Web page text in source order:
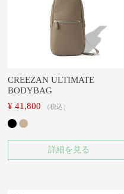
CREEZAN ULTIMATE
BODYBAG
¥ 41,800 税込
詳細を見る